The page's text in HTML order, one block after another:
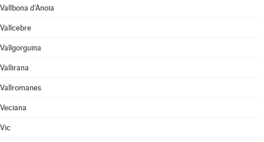
Vallbona d'Anoia
Vallcebre
Vallgorguina
Vallirana
Vallromanes
Veciana
Vic